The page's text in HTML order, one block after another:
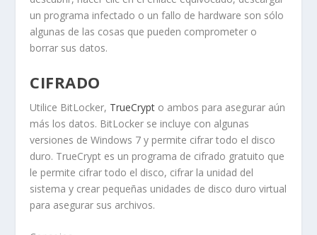
un programa infectado o un fallo de hardware son sólo
algunas de las cosas que pueden comprometer o
borrar sus datos.
CIFRADO
Utilice BitLocker, TrueCrypt o ambos para asegurar aún
más los datos. BitLocker se incluye con algunas
versiones de Windows 7 y permite cifrar todo el disco
duro. TrueCrypt es un programa de cifrado gratuito que
le permite cifrar todo el disco, cifrar la unidad del
sistema y crear pequeñas unidades de disco duro virtual
para asegurar sus archivos.